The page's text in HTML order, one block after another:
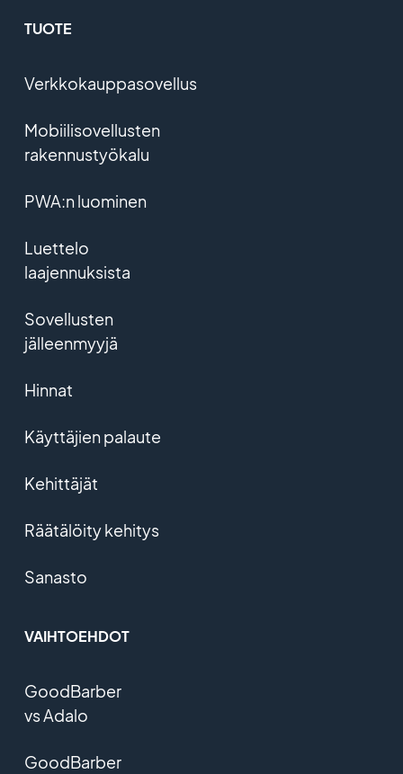
TUOTE
Verkkokauppasovellus
Mobiilisovellusten
rakennustyökalu
PWA:n luominen
Luettelo
laajennuksista
Sovellusten
jälleenmyyjä
Hinnat
Käyttäjien palaute
Kehittäjät
Räätälöity kehitys
Sanasto
VAIHTOEHDOT
GoodBarber
vs Adalo
GoodBarber